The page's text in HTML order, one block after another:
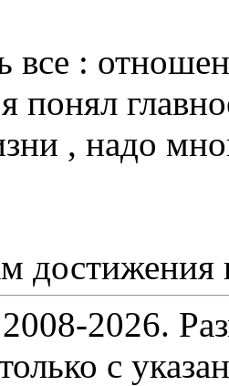
все :
понял
, надо
достижения
2026.
с